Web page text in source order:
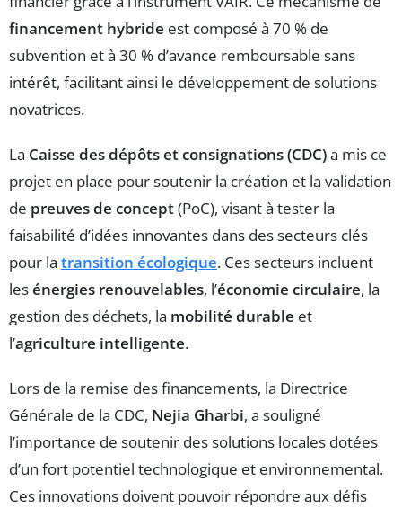
financement hybride est composé à 70 % de
subvention et à 30 % d’avance remboursable sans
intérêt, facilitant ainsi le développement de solutions
novatrices.
La Caisse des dépôts et consignations (CDC)a mis ce
projet en place pour soutenir la création et la validation
de preuves de concept(PoC), visant à tester la
faisabilité d’idées innovantes dans des secteurs clés
pour la transition écologique. Ces secteurs incluent
lesénergies renouvelables, l’économie circulaire, la
gestion des déchets, la mobilité durable et
l’agriculture intelligente.
Lors de la remise des financements, la Directrice
Générale de la CDC, Nejia Gharbi, a souligné
l’importance de soutenir des solutions locales dotées
d’un fort potentiel technologique et environnemental.
Ces innovations doivent pouvoir répondre aux défis